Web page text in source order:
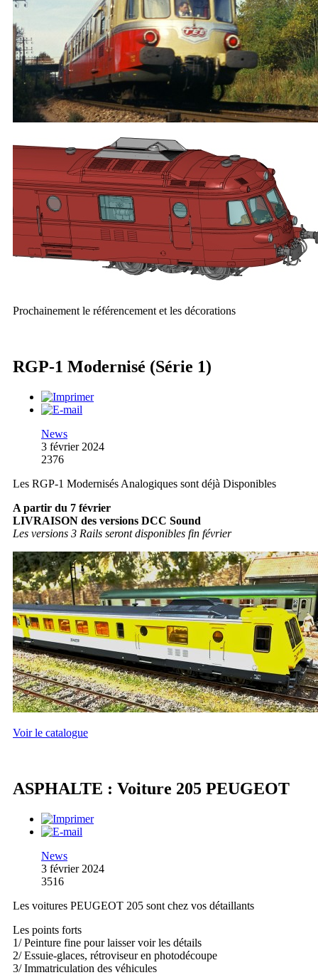
Prochainement le référencement et les décorations
RGP-1 Modernisé (Série 1)
News
3 février 2024
2376
Les RGP-1 Modernisés Analogiques sont déjà Disponibles
A partir du 7 février
LIVRAISON des versions DCC Sound
Les versions 3 Rails seront disponibles fin février
Voir le catalogue
ASPHALTE : Voiture 205 PEUGEOT
News
3 février 2024
3516
Les voitures PEUGEOT 205 sont chez vos détaillants
Les points forts
1/ Peinture fine pour laisser voir les détails
2/ Essuie-glaces, rétroviseur en photodécoupe
3/ Immatriculation des véhicules